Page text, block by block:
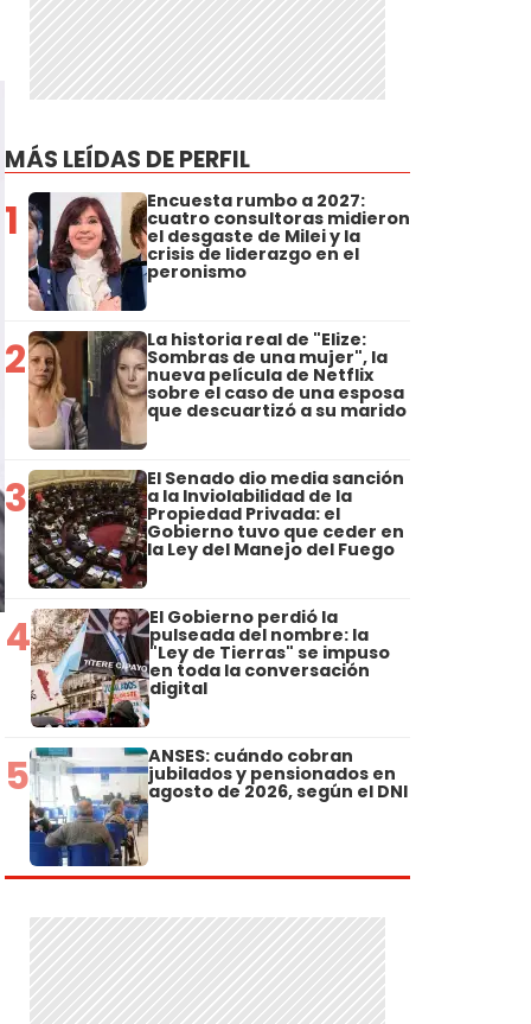
MÁS LEÍDAS DE PERFIL
1 Encuesta rumbo a 2027:
cuatro consultoras midieron
el desgaste de Milei y la
crisis de liderazgo en el
peronismo
2 La historia real de "Elize:
Sombras de una mujer", la
nueva película de Netflix
sobre el caso de una esposa
que descuartizó a su marido
3 El Senado dio media sanción
a la Inviolabilidad de la
Propiedad Privada: el
Gobierno tuvo que ceder en
la Ley del Manejo del Fuego
4 El Gobierno perdió la
pulseada del nombre: la
"Ley de Tierras" se impuso
en toda la conversación
digital
5 ANSES: cuándo cobran
jubilados y pensionados en
agosto de 2026, según el DNI